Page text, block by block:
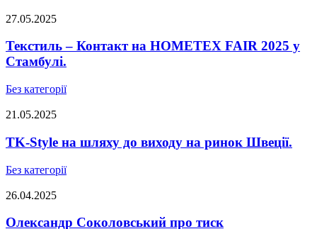
27.05.2025
Текстиль – Контакт на HOMETEX FAIR 2025 у
Стамбулі.
Без категорії
21.05.2025
TK-Style на шляху до виходу на ринок Швеції.
Без категорії
26.04.2025
Олександр Соколовський про тиск